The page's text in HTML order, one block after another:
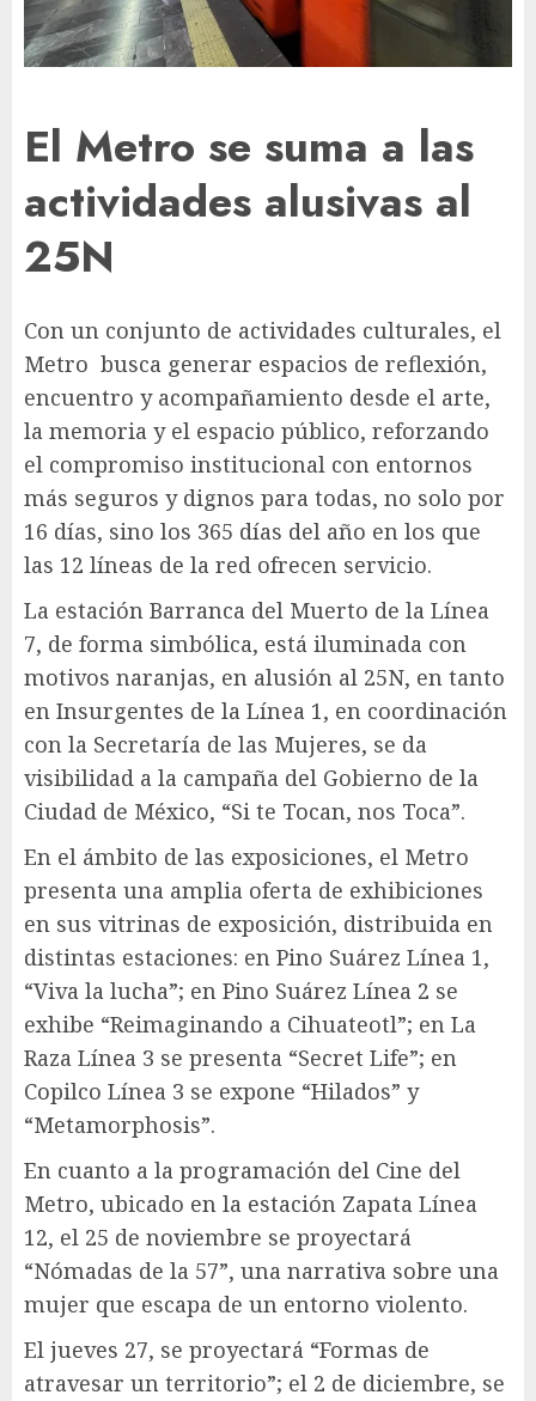
El Metro se suma a las
actividades alusivas al
25N
Con un conjunto de actividades culturales, el
Metro busca generar espacios de reflexión,
encuentro y acompañamiento desde el arte,
la memoria y el espacio público, reforzando
el compromiso institucional con entornos
más seguros y dignos para todas, no solo por
16 días, sino los 365 días del año en los que
las 12 líneas de la red ofrecen servicio.
La estación Barranca del Muerto de la Línea
7, de forma simbólica, está iluminada con
motivos naranjas, en alusión al 25N, en tanto
en Insurgentes de la Línea 1, en coordinación
con la Secretaría de las Mujeres, se da
visibilidad a la campaña del Gobierno de la
Ciudad de México, “Si te Tocan, nos Toca”.
En el ámbito de las exposiciones, el Metro
presenta una amplia oferta de exhibiciones
en sus vitrinas de exposición, distribuida en
distintas estaciones: en Pino Suárez Línea 1,
“Viva la lucha”; en Pino Suárez Línea 2 se
exhibe “Reimaginando a Cihuateotl”; en La
Raza Línea 3 se presenta “Secret Life”; en
Copilco Línea 3 se expone “Hilados” y
“Metamorphosis”.
En cuanto a la programación del Cine del
Metro, ubicado en la estación Zapata Línea
12, el 25 de noviembre se proyectará
“Nómadas de la 57”, una narrativa sobre una
mujer que escapa de un entorno violento.
El jueves 27, se proyectará “Formas de
atravesar un territorio”; el 2 de diciembre, se